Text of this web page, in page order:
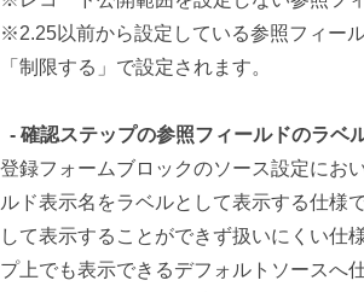
※2.25以前から設定している参照フィー
「制限する」で設定されます。
- 確認ステップの参照フィールドのラベ
登録フォームブロックのソース設定にお
ルド表示名をラベルとして表示する仕様
して表示することができず扱いにくい仕
プ上でも表示できるデフォルトソースへ